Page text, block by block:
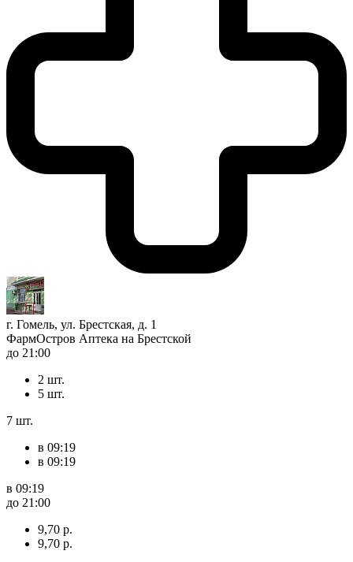
г. Гомель, ул. Брестская, д. 1
ФармОстров Аптека на Брестской
до 21:00
2 шт.
5 шт.
7 шт.
в 09:19
в 09:19
в 09:19
до 21:00
9,70 р.
9,70 р.